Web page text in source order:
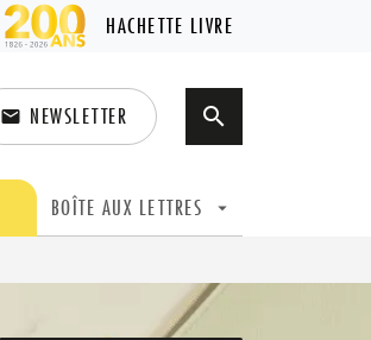
HACHETTE LIVRE
email NEWSLETTER search
BOÎTE AUX LETTRES arrow_drop_down